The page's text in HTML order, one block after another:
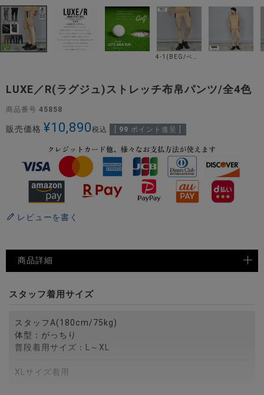
LUXE／R(ラグジュ)ストレッチ布帛パンツ/全4色
商品番号 45858
販売価格 ¥10,890税込 99 ポイント進呈 ]
レビューを書く
商品詳細
スタッフ着用サイズ
スタッフA(180cm/75kg)
体型：がっちり
普段着用サイズ：L～XL
XLサイズ着用